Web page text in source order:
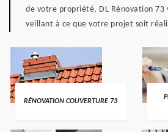
de votre propriété, DL Rénovation 73
veillant à ce que votre projet soit
RÉNOVATION COUVERTURE 73